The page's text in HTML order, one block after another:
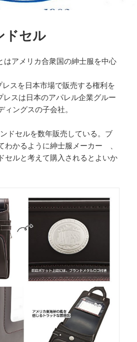
ドセル
はアメリカ合衆国の紳士服を中心
レスを日本市場で販売する権利を
レスは日本のアパレル企業グルー
ングスの子会社。
ドセルを数年販売している。ブ
わかるように紳士服メーカー 、
セルと考えて購入されるとよいか